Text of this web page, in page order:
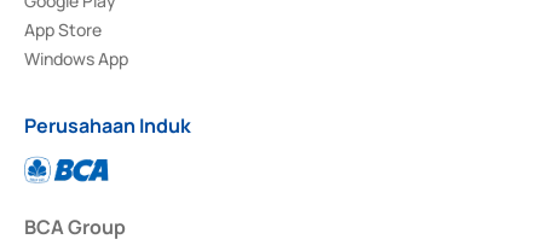
App Store
Windows App
Perusahaan Induk
BCA Group